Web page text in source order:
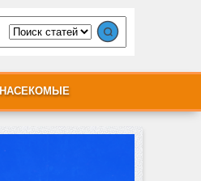
НАСЕКОМЫЕ